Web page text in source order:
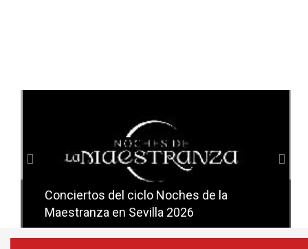
Conciertos del ciclo Noches de la
Maestranza en Sevilla 2026
Conciertos del ciclo Candlelight en
Sevilla